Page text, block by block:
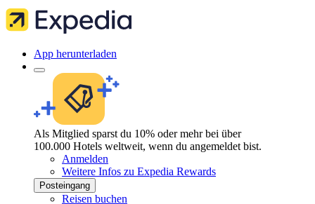
App herunterladen
Als Mitglied sparst du 10% oder mehr bei über
100.000 Hotels weltweit, wenn du angemeldet bist.
Anmelden
Weitere Infos zu Expedia Rewards
Posteingang
Reisen buchen